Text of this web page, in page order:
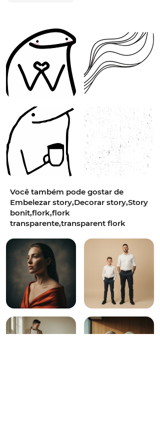
Você também pode gostar de
Embelezar story,Decorar story,Story
bonit,flork,flork
transparente,transparent flork